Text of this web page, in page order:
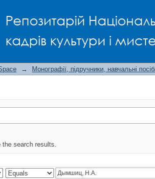
Репозитарій
кадрів культури і
→ Монографії, підручники, навчальні
the search results.